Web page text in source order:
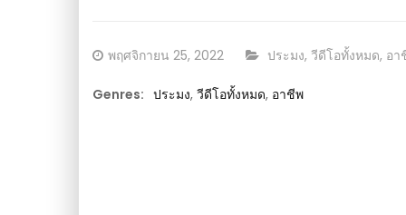
Posted
พฤศจิกายน 25, 2022 CATEGORY:
ประมง, วีดีโอทั้งหมด, อา
Genres: ประมง, วีดีโอทั้งหมด, อาชีพ